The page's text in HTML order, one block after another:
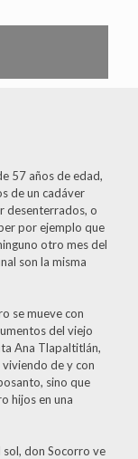
57 años de edad,
de un cadáver
desenterrados, o
por ejemplo que
otro mes del
son la misma
se mueve con
del viejo
Ana Tlapaltitlán,
de y con
sino que
hijos en una
sol, don Socorro ve